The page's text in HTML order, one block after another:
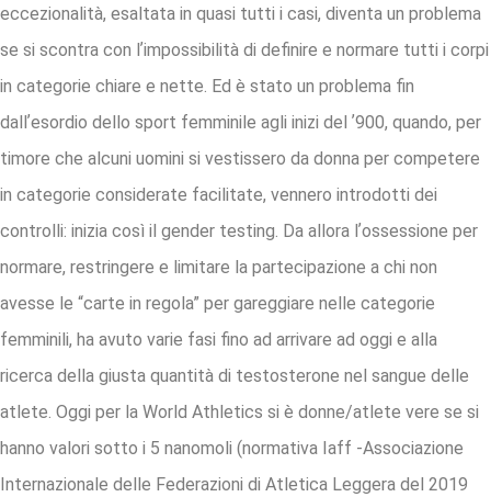
eccezionalità, esaltata in quasi tutti i casi, diventa un problema
se si scontra con lʼimpossibilità di definire e normare tutti i corpi
in categorie chiare e nette. Ed è stato un problema fin
dallʼesordio dello sport femminile agli inizi del ʼ900, quando, per
timore che alcuni uomini si vestissero da donna per competere
in categorie considerate facilitate, vennero introdotti dei
controlli: inizia così il gender testing. Da allora lʼossessione per
normare, restringere e limitare la partecipazione a chi non
avesse le “carte in regola” per gareggiare nelle categorie
femminili, ha avuto varie fasi fino ad arrivare ad oggi e alla
ricerca della giusta quantità di testosterone nel sangue delle
atlete. Oggi per la World Athletics si è donne/atlete vere se si
hanno valori sotto i 5 nanomoli (normativa Iaff -Associazione
Internazionale delle Federazioni di Atletica Leggera del 2019